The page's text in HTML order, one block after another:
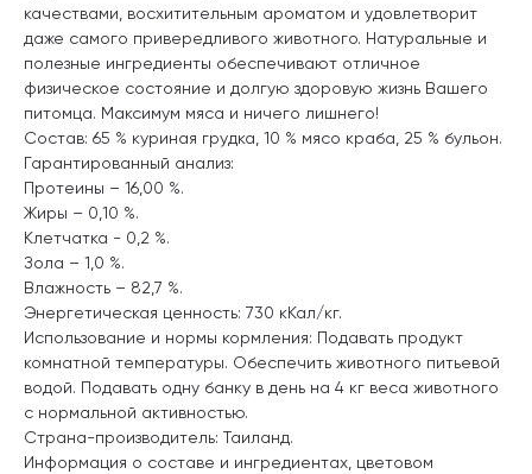
качествами, восхитительным ароматом и удовлетворит
даже самого привередливого животного. Натуральные и
полезные ингредиенты обеспечивают отличное
физическое состояние и долгую здоровую жизнь Вашего
питомца. Максимум мяса и ничего лишнего!
Состав: 65 % куриная грудка, 10 % мясо краба, 25 % бульон.
Гарантированный анализ:
Протеины – 16,00 %.
Жиры – 0,10 %.
Клетчатка - 0,2 %.
Зола – 1,0 %.
Влажность – 82,7 %.
Энергетическая ценность: 730 кКал/кг.
Использование и нормы кормления: Подавать продукт
комнатной температуры. Обеспечить животного питьевой
водой. Подавать одну банку в день на 4 кг веса животного
с нормальной активностью.
Страна-производитель: Таиланд.
Информация о составе и ингредиентах, цветовом